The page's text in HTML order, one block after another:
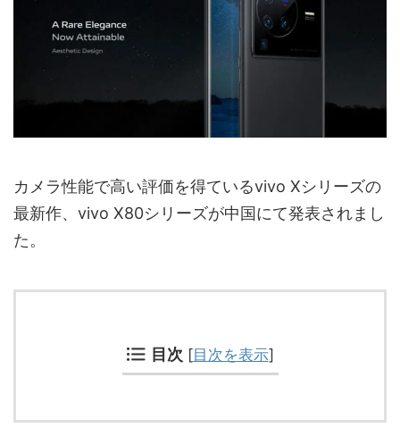
カメラ性能で高い評価を得ているvivo Xシリーズの
最新作、vivo X80シリーズが中国にて発表されまし
た。
目次 [目次を表示]